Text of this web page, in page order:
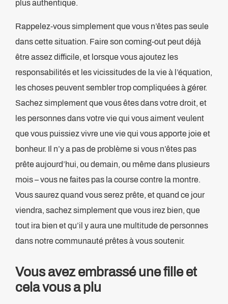
plus authentique.
Rappelez-vous simplement que vous n’êtes pas seule
dans cette situation. Faire son coming-out peut déjà
être assez difficile, et lorsque vous ajoutez les
responsabilités et les vicissitudes de la vie à l’équation,
les choses peuvent sembler trop compliquées à gérer.
Sachez simplement que vous êtes dans votre droit, et
les personnes dans votre vie qui vous aiment veulent
que vous puissiez vivre une vie qui vous apporte joie et
bonheur. Il n’y a pas de problème si vous n’êtes pas
prête aujourd’hui, ou demain, ou même dans plusieurs
mois – vous ne faites pas la course contre la montre.
Vous saurez quand vous serez prête, et quand ce jour
viendra, sachez simplement que vous irez bien, que
tout ira bien et qu’il y aura une multitude de personnes
dans notre communauté prêtes à vous soutenir.
Vous avez embrassé une fille et
cela vous a plu